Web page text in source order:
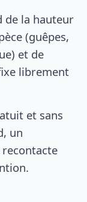
de la hauteur
(guêpes,
et de
librement
et sans
un